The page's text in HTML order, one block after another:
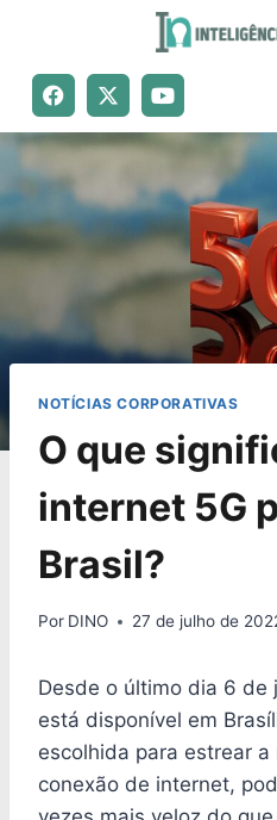
NOTÍCIAS CORPORATIVAS
O que
internet 5G
Brasil?
Por DINO 27 de julho de
Desde o último dia 6 de
está disponível em
escolhida para estrear a
conexão de internet,